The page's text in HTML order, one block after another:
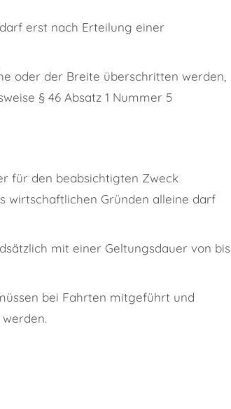
erst nach Erteilung einer
oder der Breite überschritten werden,
§ 46 Absatz 1 Nummer 5
für den beabsichtigten Zweck
wirtschaftlichen Gründen alleine darf
mit einer Geltungsdauer von bis
bei Fahrten mitgeführt und